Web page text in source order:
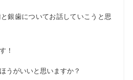
銀歯についてお話していこうと思
！
うがいいと思いますか？